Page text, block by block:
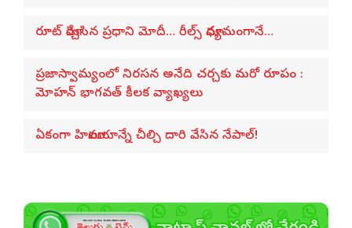
రూట్ మార్చేసిన ప్రధాని మోదీ… రీల్స్ మాధ్యమంగానే…
ప్రజాస్వామ్యంలో నిరసన అనేది చర్చకు మరో రూపం :
మోహన్ భాగవత్ కీలక వ్యాఖ్యలు
ఏకంగా హిమాలయాన్నే చీల్చి దారి వేసిన నేపాల్!